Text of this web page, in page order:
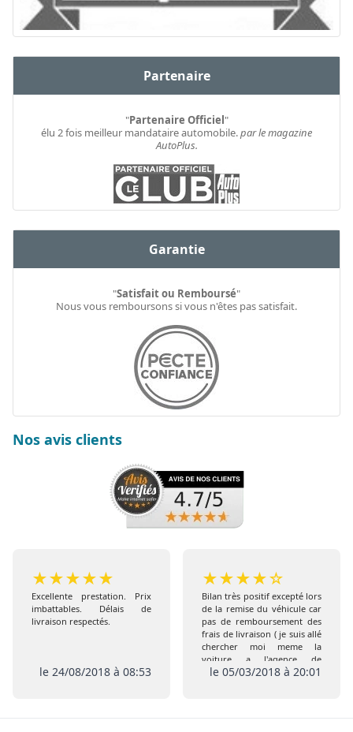
Partenaire
"Partenaire Officiel"
élu 2 fois meilleur mandataire automobile.par le magazine
AutoPlus.
Garantie
"Satisfait ou Remboursé"
Nous vous remboursons si vous n'êtes pas satisfait.
Nos avis clients
★★★★★
Excellente prestation. Prix
imbattables. Délais de
livraison respectés.
le 24/08/2018 à 08:53
★★★★☆
Bilan très positif excepté lors
de la remise du véhicule car
pas de remboursement des
frais de livraison ( je suis allé
chercher moi meme la
voiture a l'agence de
Coigneres) comme prévu
le 05/03/2018 à 20:01